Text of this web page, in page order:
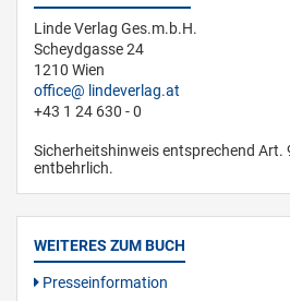
Linde Verlag Ges.m.b.H.
Scheydgasse 24
1210 Wien
office
lindeverlag.at
+43 1 24 630 - 0
Sicherheitshinweis entsprechend Art.
entbehrlich.
WEITERES ZUM BUCH
Presseinformation